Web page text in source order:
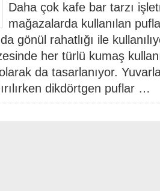
Daha çok kafe bar tarzı
mağazalarda kullanılan
gönül rahatlığı ile
her türlü kumaş
da tasarlanıyor.
dikdörtgen puflar …